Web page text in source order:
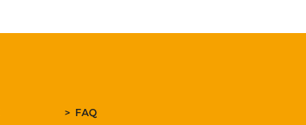
FAQ